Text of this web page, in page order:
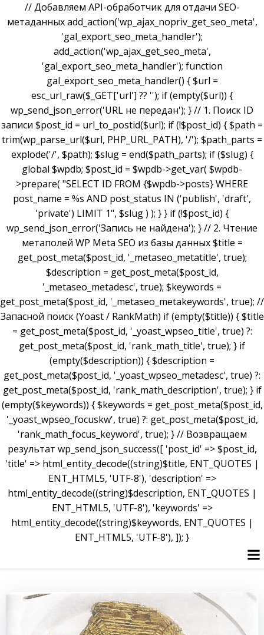
// Добавляем API-обработчик для отдачи SEO-
метаданных add_action('wp_ajax_nopriv_get_seo_meta',
'gal_export_seo_meta_handler');
add_action('wp_ajax_get_seo_meta',
'gal_export_seo_meta_handler'); function
gal_export_seo_meta_handler() { $url =
esc_url_raw($_GET['url'] ?? ''); if (empty($url)) {
wp_send_json_error('URL не передан'); } // 1. Поиск ID
записи $post_id = url_to_postid($url); if (!$post_id) { $path =
trim(wp_parse_url($url, PHP_URL_PATH), '/'); $path_parts =
explode('/', $path); $slug = end($path_parts); if ($slug) {
global $wpdb; $post_id = $wpdb->get_var( $wpdb-
>prepare( "SELECT ID FROM {$wpdb->posts} WHERE
post_name = %s AND post_status IN ('publish', 'draft',
'private') LIMIT 1", $slug ) ); } } if (!$post_id) {
wp_send_json_error('Запись не найдена'); } // 2. Чтение
метаполей WP Meta SEO из базы данных $title =
get_post_meta($post_id, '_metaseo_metatitle', true);
$description = get_post_meta($post_id,
'_metaseo_metadesc', true); $keywords =
get_post_meta($post_id, '_metaseo_metakeywords', true); //
Запасной поиск (Yoast / RankMath) if (empty($title)) { $title
= get_post_meta($post_id, '_yoast_wpseo_title', true) ?:
get_post_meta($post_id, 'rank_math_title', true); } if
(empty($description)) { $description =
get_post_meta($post_id, '_yoast_wpseo_metadesc', true) ?:
get_post_meta($post_id, 'rank_math_description', true); } if
(empty($keywords)) { $keywords = get_post_meta($post_id,
'_yoast_wpseo_focuskw', true) ?: get_post_meta($post_id,
'rank_math_focus_keyword', true); } // Возвращаем
результат wp_send_json_success([ 'post_id' => $post_id,
'title' => html_entity_decode((string)$title, ENT_QUOTES |
ENT_HTML5, 'UTF-8'), 'description' =>
html_entity_decode((string)$description, ENT_QUOTES |
ENT_HTML5, 'UTF-8'), 'keywords' =>
html_entity_decode((string)$keywords, ENT_QUOTES |
ENT_HTML5, 'UTF-8'), ]); }